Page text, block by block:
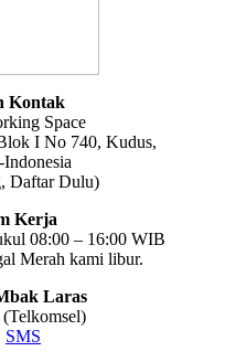
Kontak
Space
I No 740, Kudus,
Daftar Dulu)
Kerja
08:00 – 16:00 WIB
Merah kami libur.
Laras
SMS